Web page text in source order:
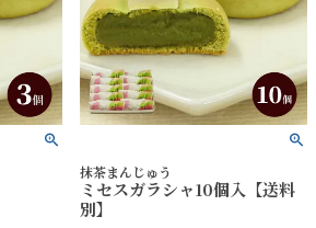
抹茶まんじゅう
ミセスガラシャ10個入【送料
別】